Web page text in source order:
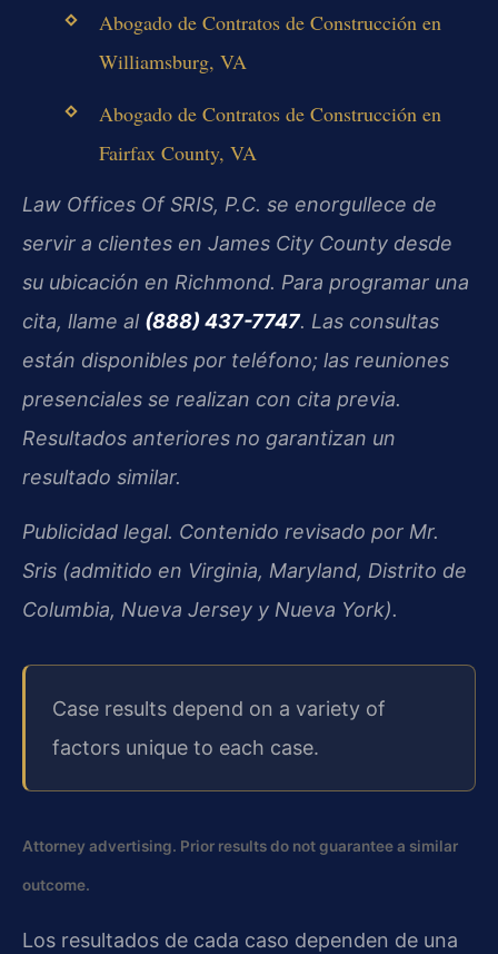
Abogado de Contratos de Construcción en
Williamsburg, VA
Abogado de Contratos de Construcción en
Fairfax County, VA
Law Offices Of SRIS, P.C. se enorgullece de
servir a clientes en James City County desde
su ubicación en Richmond. Para programar una
cita, llame al (888) 437-7747. Las consultas
están disponibles por teléfono; las reuniones
presenciales se realizan con cita previa.
Resultados anteriores no garantizan un
resultado similar.
Publicidad legal. Contenido revisado por Mr.
Sris (admitido en Virginia, Maryland, Distrito de
Columbia, Nueva Jersey y Nueva York).
Case results depend on a variety of
factors unique to each case.
Attorney advertising. Prior results do not guarantee a similar
outcome.
Los resultados de cada caso dependen de una